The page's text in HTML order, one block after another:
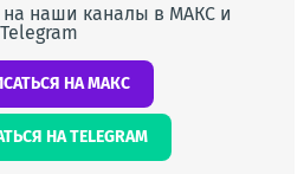
наши каналы в МАКС и
Telegram
НА МАКС
НА TELEGRAM